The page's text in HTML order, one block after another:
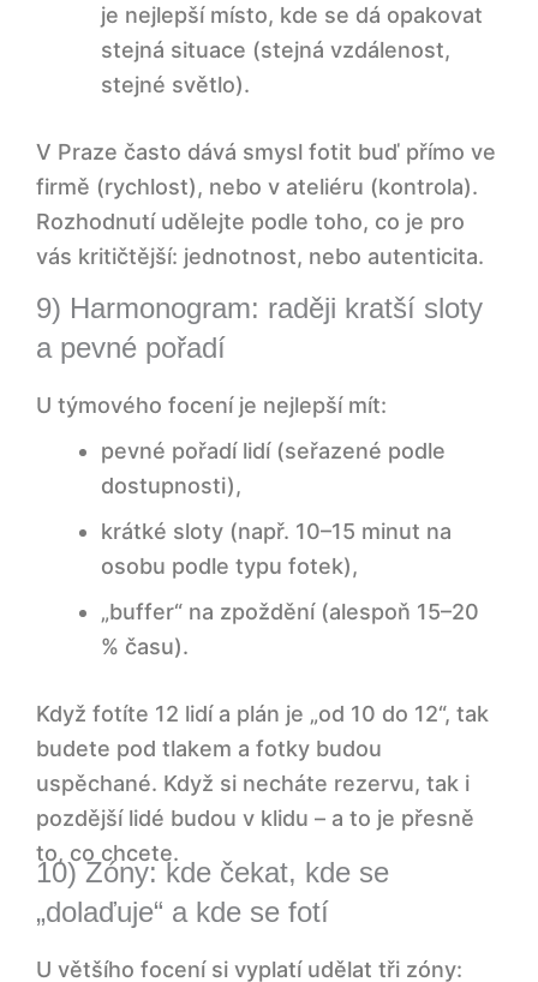
je nejlepší místo, kde se dá opakovat
stejná situace (stejná vzdálenost,
stejné světlo).
V Praze často dává smysl fotit buď přímo ve
firmě (rychlost), nebo v ateliéru (kontrola).
Rozhodnutí udělejte podle toho, co je pro
vás kritičtější: jednotnost, nebo autenticita.
9) Harmonogram: raději kratší sloty
a pevné pořadí
U týmového focení je nejlepší mít:
pevné pořadí lidí (seřazené podle
dostupnosti),
krátké sloty (např. 10–15 minut na
osobu podle typu fotek),
„buffer“ na zpoždění (alespoň 15–20
% času).
Když fotíte 12 lidí a plán je „od 10 do 12“, tak
budete pod tlakem a fotky budou
uspěchané. Když si necháte rezervu, tak i
pozdější lidé budou v klidu – a to je přesně
to, co chcete.
10) Zóny: kde čekat, kde se
„dolaďuje“ a kde se fotí
U většího focení si vyplatí udělat tři zóny: